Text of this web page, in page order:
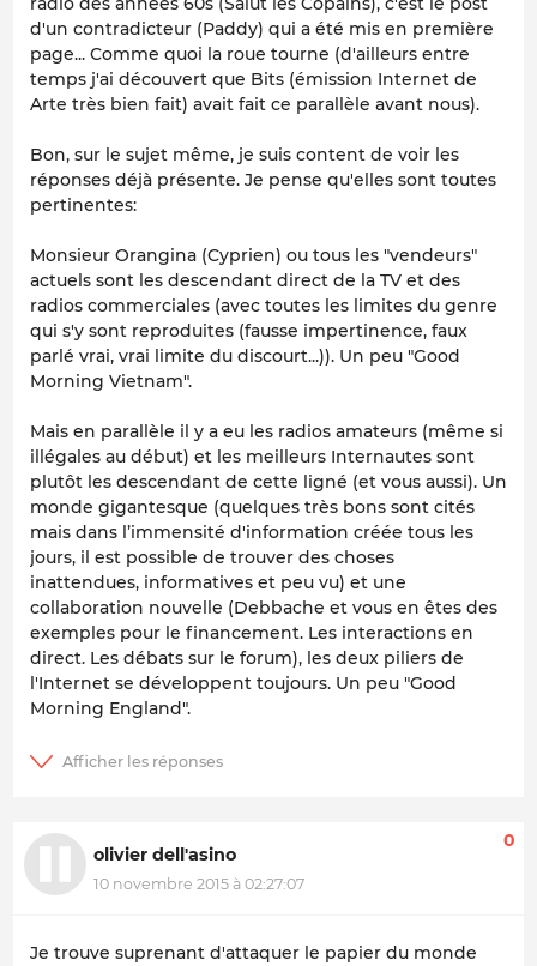
d'un contradicteur (Paddy) qui a été mis en première
page... Comme quoi la roue tourne (d'ailleurs entre
temps j'ai découvert que Bits (émission Internet de
Arte très bien fait) avait fait ce parallèle avant nous).
Bon, sur le sujet même, je suis content de voir les
réponses déjà présente. Je pense qu'elles sont toutes
pertinentes:
Monsieur Orangina (Cyprien) ou tous les "vendeurs"
actuels sont les descendant direct de la TV et des
radios commerciales (avec toutes les limites du genre
qui s'y sont reproduites (fausse impertinence, faux
parlé vrai, vrai limite du discourt...)). Un peu "Good
Morning Vietnam".
Mais en parallèle il y a eu les radios amateurs (même si
illégales au début) et les meilleurs Internautes sont
plutôt les descendant de cette ligné (et vous aussi). Un
monde gigantesque (quelques très bons sont cités
mais dans l’immensité d'information créée tous les
jours, il est possible de trouver des choses
inattendues, informatives et peu vu) et une
collaboration nouvelle (Debbache et vous en êtes des
exemples pour le financement. Les interactions en
direct. Les débats sur le forum), les deux piliers de
l'Internet se développent toujours. Un peu "Good
Morning England".
olivier dell'asino
10 novembre 2015 à 02:27:07
0
Je trouve suprenant d'attaquer le papier du monde